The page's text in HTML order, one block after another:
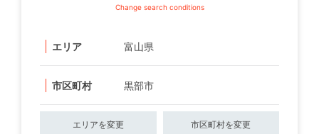
Change search conditions
エリア 富山県
市区町村 黒部市
エリアを変更 市区町村を変更